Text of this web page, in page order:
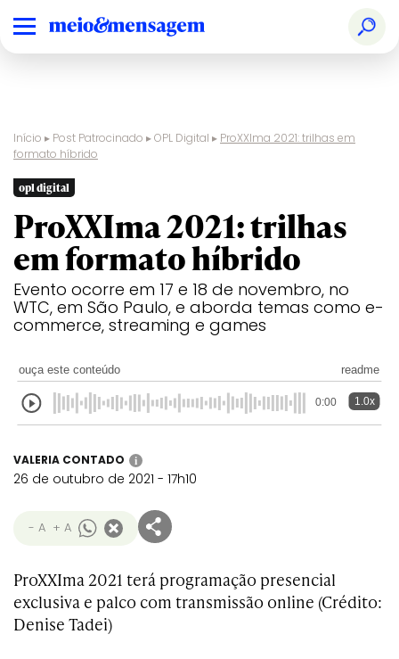
Início ▸ Post Patrocinado ▸OPL Digital ▸ ProXXIma 2021: trilhas em
formato híbrido
opl digital
ProXXIma 2021: trilhas
em formato híbrido
Evento ocorre em 17 e 18 de novembro, no
WTC, em São Paulo, e aborda temas como e-
commerce, streaming e games
ouça este conteúdo readme
0:00 1.0x
VALERIA CONTADO i
26 de outubro de 2021 - 17h10
- A + A
ProXXIma 2021 terá programação presencial
exclusiva e palco com transmissão online (Crédito:
Denise Tadei)